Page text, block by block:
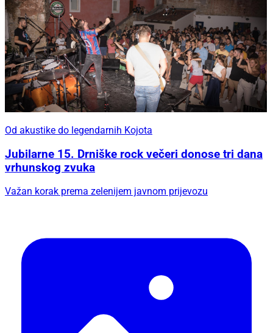
Od akustike do legendarnih Kojota
Jubilarne 15. Drniške rock večeri donose tri dana
vrhunskog zvuka
Važan korak prema zelenijem javnom prijevozu